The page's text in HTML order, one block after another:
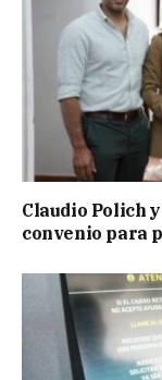
Claudio Polich
convenio para